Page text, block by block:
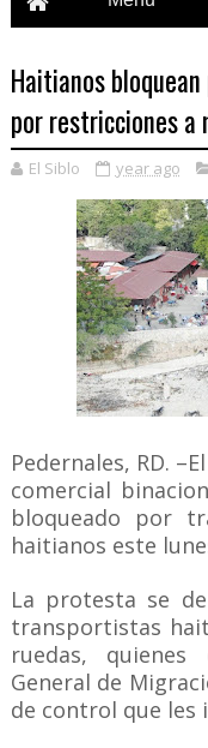
Haitianos
por restricciones
El Siblo year ago
Pedernales, RD.
comercial
bloqueado por
haitianos este
La protesta se
transportistas
ruedas,
General de
de control que les